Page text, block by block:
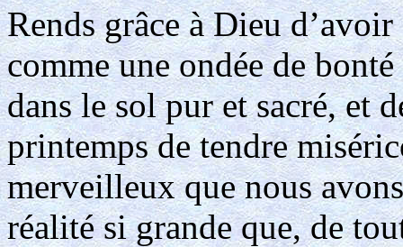
Rends grâce à Dieu
comme une ondée de
dans le sol pur et sacré, et
printemps de tendre
merveilleux que nous
réalité si grande que, de